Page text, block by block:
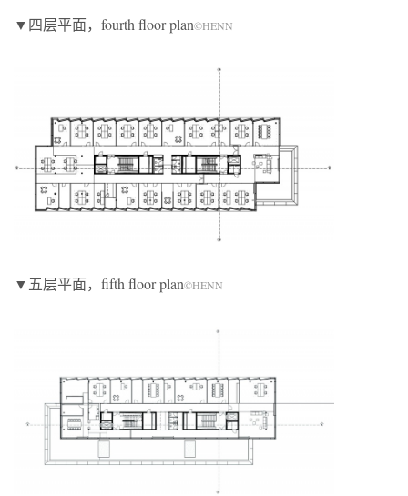
▼四层平面，fourth floor plan©HENN
▼五层平面，fifth floor plan©HENN